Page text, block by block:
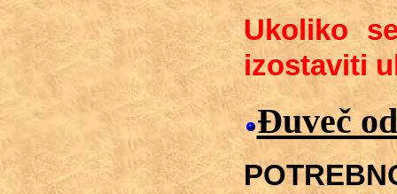
Ukoliko
izostaviti
Ðuveč